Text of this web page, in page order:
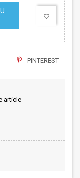
favorite_border
PINTEREST
article